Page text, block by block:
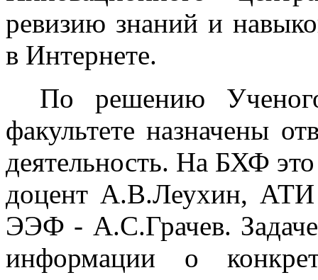
ревизию знаний и
в Интернете.
По решению
факультете назначены
деятельность. На БХФ
доцент А.В.Леухин,
ЭЭФ - А.С.Грачев.
информации о